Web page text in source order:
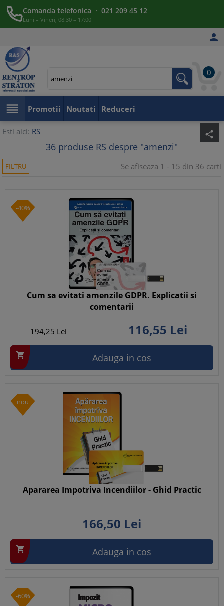
Comanda telefonica · 021 209 45 12
Luni – Vineri, 08:30 – 17:00

0
 Promotii Noutati Reduceri
Esti aici: RS share
36 produse RS despre "amenzi"
FILTRU Se afiseaza 1 - 15 din 36 carti
-40%
Cum sa evitati amenzile GDPR. Explicatii si
comentarii
194,25Lei 116,55 Lei
 Adauga in cos
nou
Apararea Impotriva Incendiilor - Ghid Practic
166,50 Lei
 Adauga in cos
-60%